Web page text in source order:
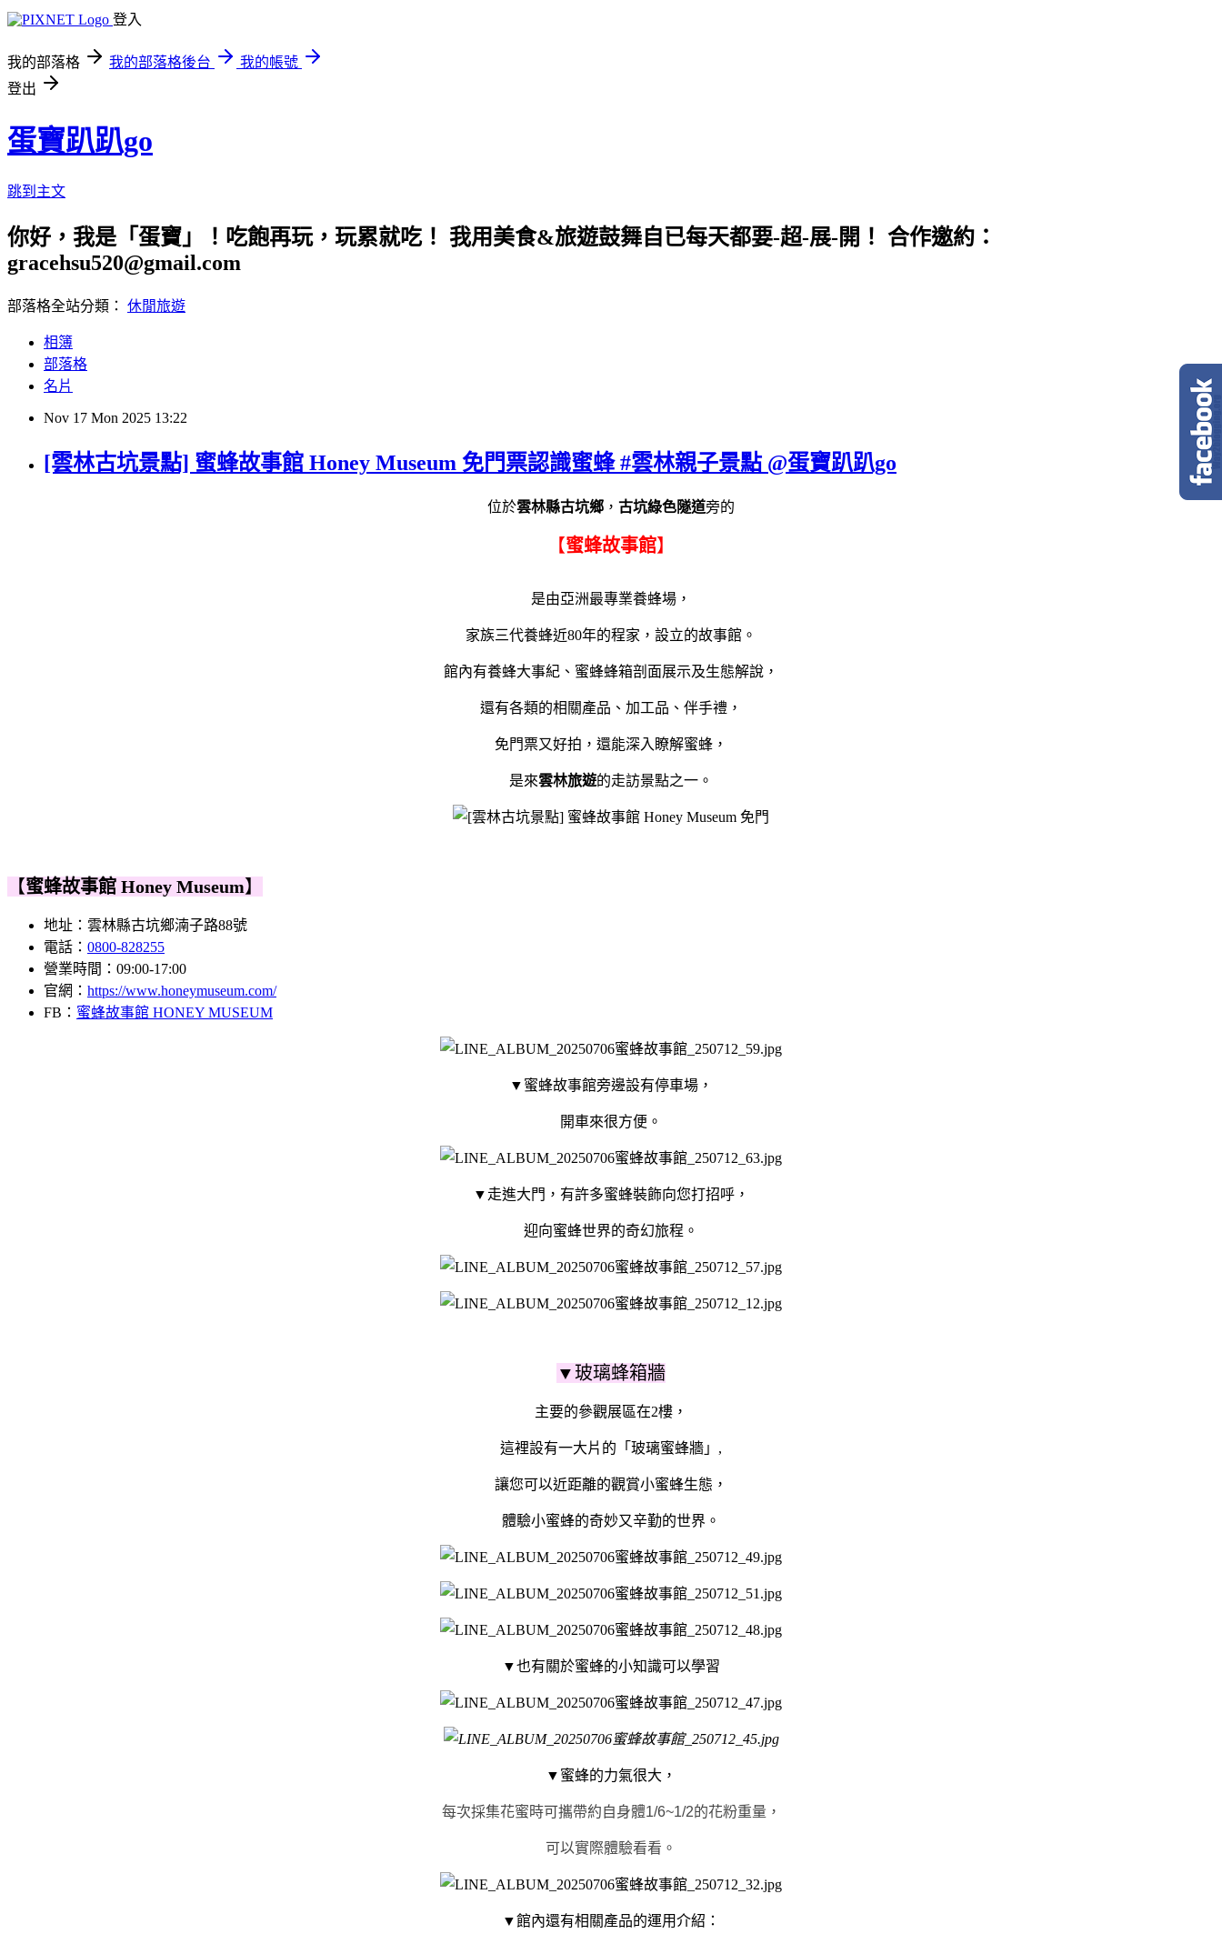
登入
我的部落格 我的部落格後台
我的帳號
登出
蛋寶趴趴go
跳到主文
你好，我是「蛋寶」！吃飽再玩，玩累就吃！ 我用美食&旅遊鼓舞自已每天都要-超-展-開！ 合作邀約：
gracehsu520@gmail.com
部落格全站分類： 休閒旅遊
相簿
部落格
名片
Nov 17 Mon 2025 13:22
[雲林古坑景點] 蜜蜂故事館 Honey Museum 免門票認識蜜蜂 #雲林親子景點 @蛋寶趴趴go
位於雲林縣古坑鄉 ， 古坑綠色隧道旁的
【蜜蜂故事館】
是由亞洲最專業養蜂場，
家族三代養蜂近80年的程家，設立的故事館。
館內有養蜂大事紀、蜜蜂蜂箱剖面展示及生態解說，
還有各類的相關產品、加工品、伴手禮，
免門票又好拍，還能深入瞭解蜜蜂，
是來雲林旅遊的走訪景點之一。
【蜜蜂故事館 Honey Museum】
地址：雲林縣古坑鄉湳子路88號
電話： 0800-828255
營業時間：09:00-17:00
官網： https://www.honeymuseum.com/
FB： 蜜蜂故事館 HONEY MUSEUM
▼蜜蜂故事館旁邊設有停車場，
開車來很方便。
▼走進大門，有許多蜜蜂裝飾向您打招呼，
迎向蜜蜂世界的奇幻旅程。
▼玻璃蜂箱牆
主要的參觀展區在2樓，
這裡設有一大片的「玻璃蜜蜂牆」,
讓您可以近距離的觀賞小蜜蜂生態，
體驗小蜜蜂的奇妙又辛勤的世界。
▼也有關於蜜蜂的小知識可以學習
▼蜜蜂的力氣很大，
每次採集花蜜時可攜帶約自身體1/6~1/2的花粉重量，
可以實際體驗看看。
▼館內還有相關產品的運用介紹：